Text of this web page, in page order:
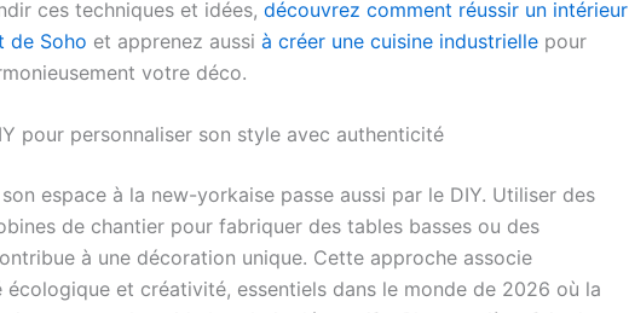
ces techniques et idées, découvrez comment réussir un intérieur
de Soho et apprenez aussi à créer une cuisine industrielle pour
votre déco.
pour personnaliser son style avec authenticité
espace à la new-yorkaise passe aussi par le DIY. Utiliser des
de chantier pour fabriquer des tables basses ou des
à une décoration unique. Cette approche associe
écologique et créativité, essentiels dans le monde de 2026 où la